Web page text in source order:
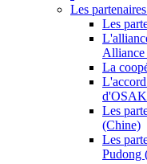
Les
Les
La
Les
(Chine)
Les
Pudong